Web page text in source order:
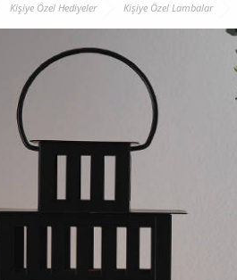
Kişiye Özel Hediyeler Kişiye Özel Lambalar